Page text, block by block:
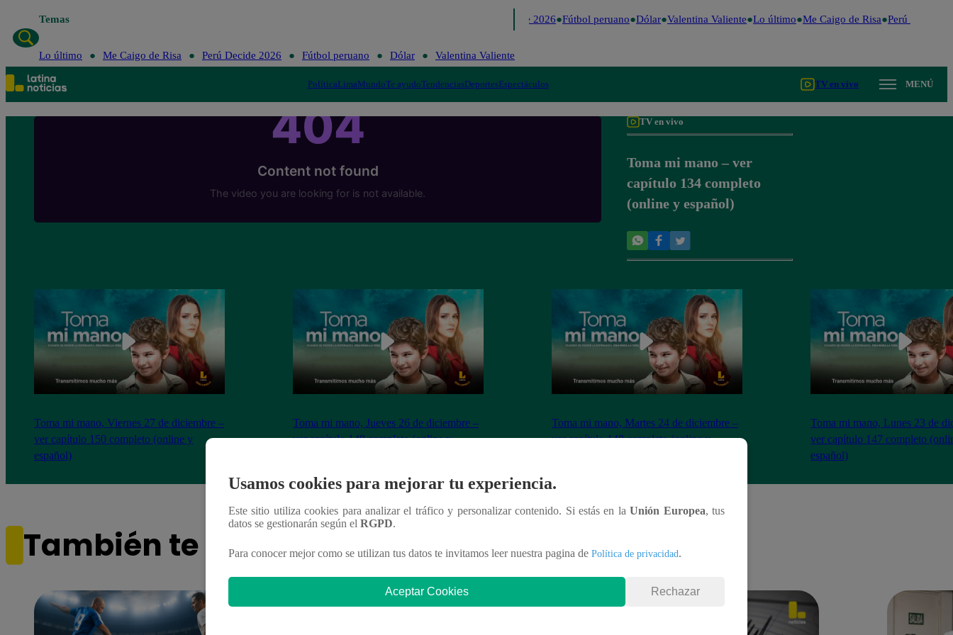
Temas Perú Decide 2026 Fútbol peruano Dólar Valentina Valiente Lo último Me Caigo de Risa Perú Decide
Lo último Me Caigo de Risa Perú Decide 2026 Fútbol peruano Dólar Valentina Valiente
PolíticaLimaMundoTe ayudoTendenciasDeportesEspectáculos TV en vivo MENÚ
TV en vivo
Toma mi mano – ver
capítulo 134 completo
(online y español)
Toma mi mano, Viernes 27 de diciembre –
ver capítulo 150 completo (online y
español)
Toma mi mano, Jueves 26 de diciembre –
ver capítulo 149 completo (online y
Toma mi mano, Martes 24 de diciembre –
ver capítulo 148 completo (online y
Toma mi mano, Lunes 23 de
ver capítulo 147 completo
español)
También te puede interesar
Usamos cookies para mejorar tu experiencia.
Este sitio utiliza cookies para analizar el tráfico y personalizar contenido. Si estás en laUnión Europea, tus
datos se gestionarán según el RGPD.
Para conocer mejor como se utilizan tus datos te invitamos leer nuestra pagina de Política de privacidad.
Aceptar Cookies Rechazar